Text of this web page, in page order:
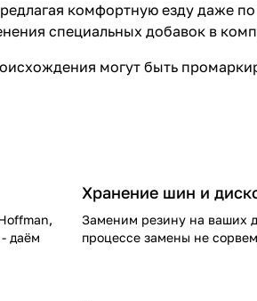
комфортную езду даже
специальных добавок в
могут быть
даём
Хранение шин и
Заменим резину на ваших
процессе замены не